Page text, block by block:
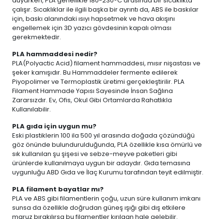
çalışır. Sıcaklıklar ile ilgili başka bir ayrıntı da, ABS ile baskılar
için, baskı alanındaki ısıyı hapsetmek ve hava akışını
engellemek için 3D yazıcı gövdesinin kapalı olması
gerekmektedir.
PLA hammaddesi nedir?
PLA(Polyactic Acid) filament hammaddesi, mısır nişastası ve
şeker kamışıdır. Bu Hammaddeler fermente edilerek
Piyopolimer ve Termoplastik üretimi gerçekleştirilir. PLA
Filament Hammade Yapısı Sayesinde İnsan Sağlına
Zararsızdır. Ev, Ofis, Okul Gibi Ortamlarda Rahatlıkla
Kullanılabilir.
PLA gıda için uygun mu?
Eski plastiklerin 100 ila 500 yıl arasında doğada çözündüğü
göz önünde bulundurulduğunda, PLA özellikle kısa ömürlü ve
sık kullanılan şu şişesi ve sebze-meyve paketleri gibi
ürünlerde kullanılmaya uygun bir adaydır. Gıda temasına
uygunluğu ABD Gıda ve İlaç Kurumu tarafından teyit edilmiştir.
PLA filament bayatlar mı?
PLA ve ABS gibi filamentlerin çoğu, uzun süre kullanım imkanı
sunsa da özellikle doğrudan güneş ışığı gibi dış etkilere
maruz bırakılırsa bu filamentler kırılgan hale gelebilir.